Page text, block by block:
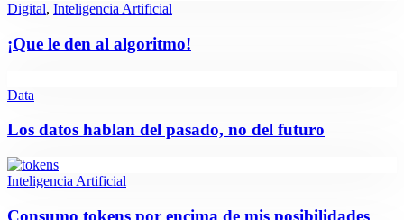
Digital, Inteligencia Artificial
¡Que le den al algoritmo!
Data
Los datos hablan del pasado, no del futuro
Inteligencia Artificial
Consumo tokens por encima de mis posibilidades